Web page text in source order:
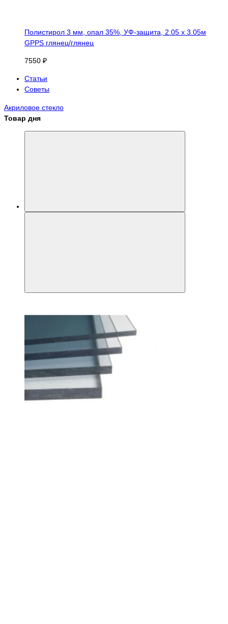
Полистирол 3 мм, опал 35%, УФ-защита, 2.05 х 3.05м
GPPS глянец/глянец
7550 ₽
Статьи
Советы
Акриловое стекло
Товар дня